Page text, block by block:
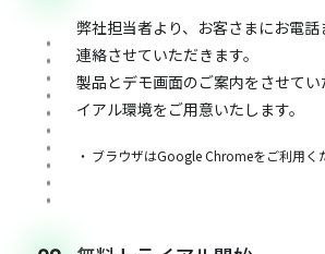
弊社担当者より、お客さまにお電
連絡させていただきます。
製品とデモ画面のご案内をさせて
イアル環境をご用意いたします。
ブラウザはGoogle Chromeをご利用く